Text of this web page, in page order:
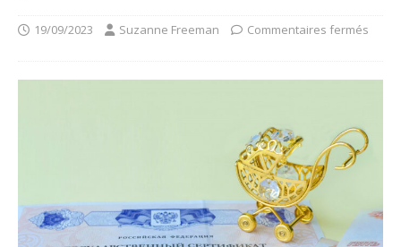
19/09/2023 Suzanne Freeman Commentaires fermés